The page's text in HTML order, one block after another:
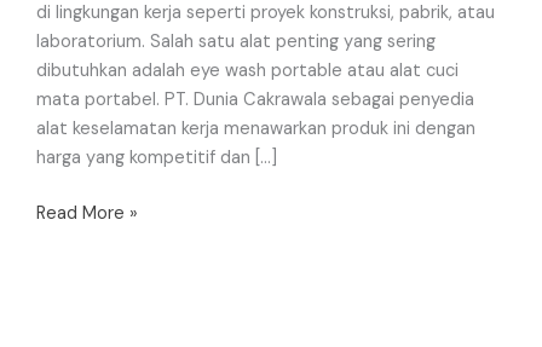
di lingkungan kerja seperti proyek konstruksi, pabrik, atau
laboratorium. Salah satu alat penting yang sering
dibutuhkan adalah eye wash portable atau alat cuci
mata portabel. PT. Dunia Cakrawala sebagai penyedia
alat keselamatan kerja menawarkan produk ini dengan
harga yang kompetitif dan […]
Read More »